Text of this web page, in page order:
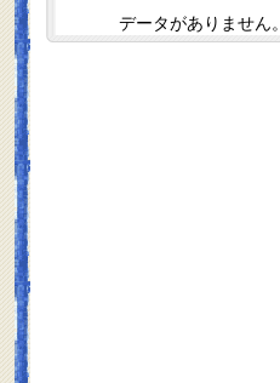
データがありません。